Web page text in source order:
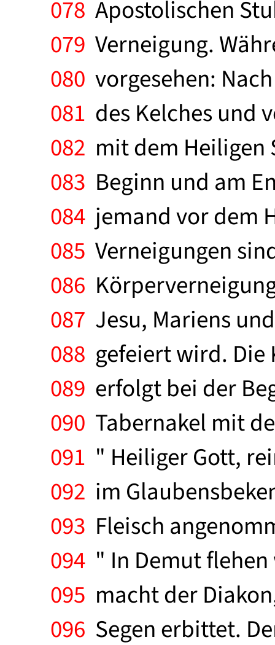
078 Apostolischen
079 Verneigung.
080 vorgesehen:
081 des Kelches und
082 mit dem Heiligen
083 Beginn und am
084 jemand vor dem
085 Verneigungen
086
087 Jesu, Mariens
088 gefeiert wird.
089 erfolgt bei der
090 Tabernakel mit
091 " Heiliger Gott,
092 im
093 Fleisch
094 " In Demut
095 macht der
096 Segen erbittet.